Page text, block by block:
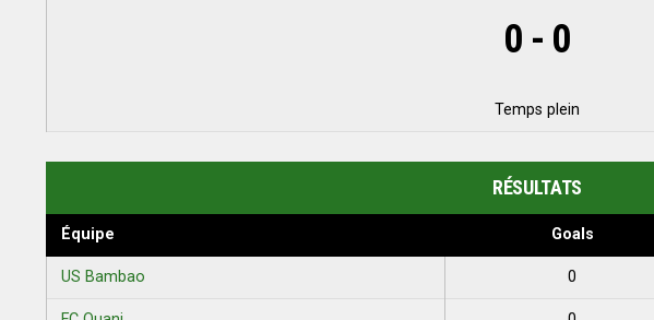
0 - 0
Temps plein
RÉSULTATS
Équipe Goals
US Bambao 0